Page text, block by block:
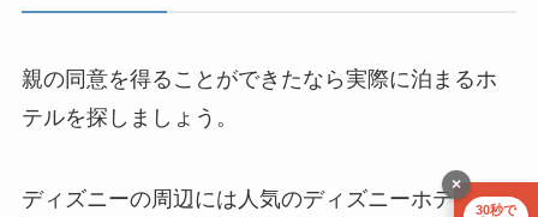
親の同意を得ることができたなら実際に泊まるホ
テルを探しましょう。
ディズニーの周辺には人気のディズニーホテルを
×
30秒で